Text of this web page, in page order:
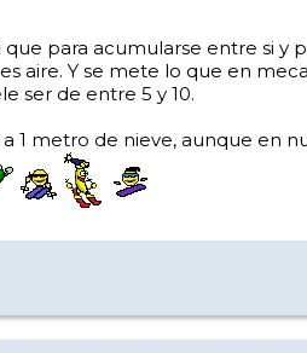
que para acumularse entre si
aire. Y se mete lo que en
ser de entre 5 y 10.
1 metro de nieve, aunque en